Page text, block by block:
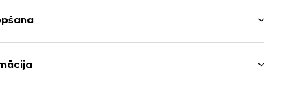
Kokvilna, 21% Poliesters - PES